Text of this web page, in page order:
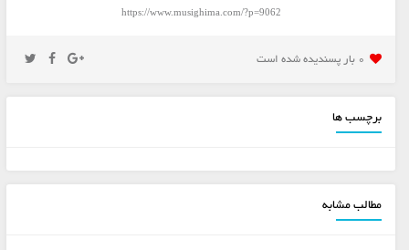
https://www.musighima.com/?p=9062
0 بار پسنديده شده است
برچسب ها
مطالب مشابه